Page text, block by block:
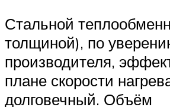
Стальной
толщиной), по
производителя,
плане скорости
долговечный. Объём